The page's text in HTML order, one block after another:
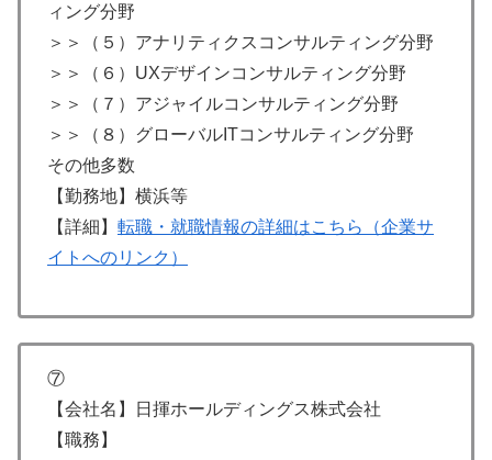
ィング分野
＞＞（５）アナリティクスコンサルティング分野
＞＞（６）UXデザインコンサルティング分野
＞＞（７）アジャイルコンサルティング分野
＞＞（８）グローバルITコンサルティング分野
その他多数
【勤務地】横浜等
【詳細】 転職・就職情報の詳細はこちら（企業サ
イトへのリンク）
⑦
【会社名】日揮ホールディングス株式会社
【職務】